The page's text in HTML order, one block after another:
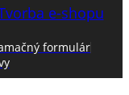
e-shopu
formulár